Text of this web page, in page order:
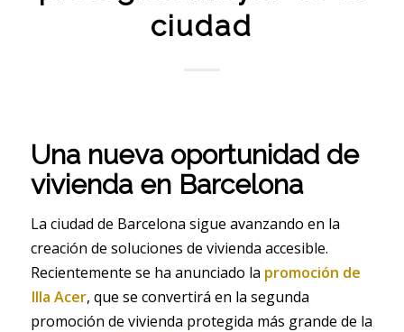
ciudad
Una nueva oportunidad de
vivienda en Barcelona
La ciudad de Barcelona sigue avanzando en la
creación de soluciones de vivienda accesible.
Recientemente se ha anunciado la promoción de
Illa Acer, que se convertirá en la segunda
promoción de vivienda protegida más grande de la